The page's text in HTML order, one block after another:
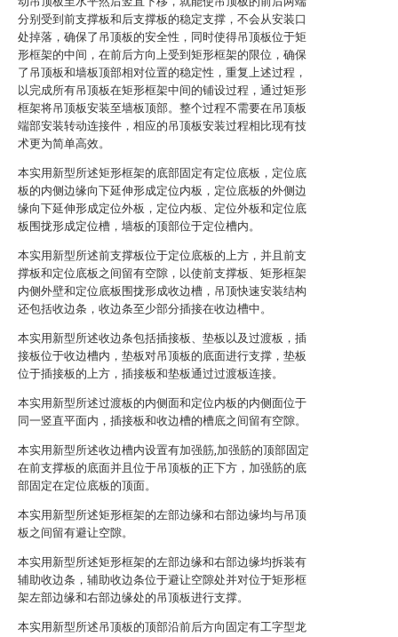
分别受到前支撑板和后支撑板的稳定支撑，不会从安装口
处掉落，确保了吊顶板的安全性，同时使得吊顶板位于矩
形框架的中间，在前后方向上受到矩形框架的限位，确保
了吊顶板和墙板顶部相对位置的稳定性，重复上述过程，
以完成所有吊顶板在矩形框架中间的铺设过程，通过矩形
框架将吊顶板安装至墙板顶部。整个过程不需要在吊顶板
端部安装转动连接件，相应的吊顶板安装过程相比现有技
术更为简单高效。
本实用新型所述矩形框架的底部固定有定位底板，定位底
板的内侧边缘向下延伸形成定位内板，定位底板的外侧边
缘向下延伸形成定位外板，定位内板、定位外板和定位底
板围拢形成定位槽，墙板的顶部位于定位槽内。
本实用新型所述前支撑板位于定位底板的上方，并且前支
撑板和定位底板之间留有空隙，以使前支撑板、矩形框架
内侧外壁和定位底板围拢形成收边槽，吊顶快速安装结构
还包括收边条，收边条至少部分插接在收边槽中。
本实用新型所述收边条包括插接板、垫板以及过渡板，插
接板位于收边槽内，垫板对吊顶板的底面进行支撑，垫板
位于插接板的上方，插接板和垫板通过过渡板连接。
本实用新型所述过渡板的内侧面和定位内板的内侧面位于
同一竖直平面内，插接板和收边槽的槽底之间留有空隙。
本实用新型所述收边槽内设置有加强筋,加强筋的顶部固定
在前支撑板的底面并且位于吊顶板的正下方，加强筋的底
部固定在定位底板的顶面。
本实用新型所述矩形框架的左部边缘和右部边缘均与吊顶
板之间留有避让空隙。
本实用新型所述矩形框架的左部边缘和右部边缘均拆装有
辅助收边条，辅助收边条位于避让空隙处并对位于矩形框
架左部边缘和右部边缘处的吊顶板进行支撑。
本实用新型所述吊顶板的顶部沿前后方向固定有工字型龙